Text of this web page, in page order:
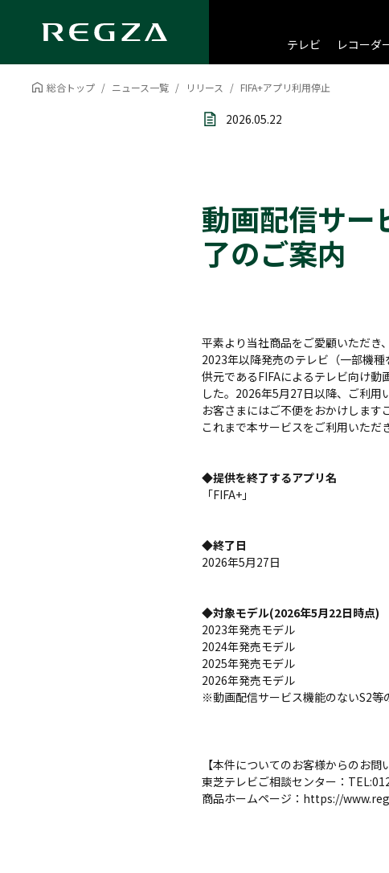
テレビ レコーダ
総合トップ ニュース一覧 リリース FIFA+アプリ利用停止
2026.05.22
動画配信サー
了のご案内
平素より当社商品をご愛顧いただき
2023年以降発売のテレビ（一部機
供元であるFIFAによるテレビ向け
した。2026年5月27日以降、ご利用
お客さまにはご不便をおかけします
これまで本サービスをご利用いただ
◆提供を終了するアプリ名
「FIFA+」
◆終了日
2026年5月27日
◆対象モデル(2026年5月22日時点)
2023年発売モデル
2024年発売モデル
2025年発売モデル
2026年発売モデル
※動画配信サービス機能のないS2等
【本件についてのお客様からのお問
東芝テレビご相談センター：
商品ホームページ：https://